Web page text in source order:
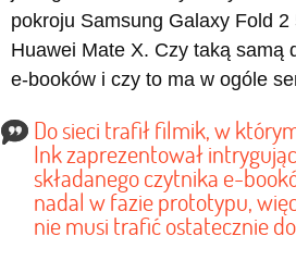
pokroju Samsung Galaxy Fold
Huawei Mate X. Czy taką samą
e-booków i czy to ma w ogóle
Do sieci trafił filmik, w
Ink zaprezentował
składanego czytnika e-
nadal w fazie prototypu,
nie musi trafić ostatecznie